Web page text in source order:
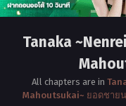
Tanaka
All chapters are in
Mahoutsukai~ ยอดชาย